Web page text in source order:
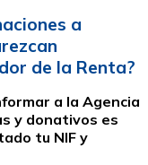
a
de la Renta?
a la Agencia
y donativos es
tu NIF y